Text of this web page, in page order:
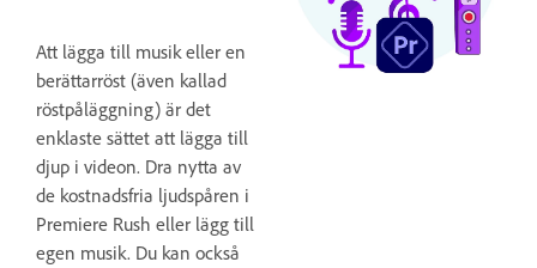
Att lägga till musik eller en
berättarröst (även kallad
röstpåläggning) är det
enklaste sättet att lägga till
djup i videon. Dra nytta av
de kostnadsfria ljudspåren i
Premiere Rush eller lägg till
egen musik. Du kan också